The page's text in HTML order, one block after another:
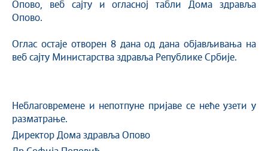
Опово, веб сајту и огласној табли Дома здравља
Опово.
Оглас остаје отворен 8 дана од дана објављивања на
веб сајту Министарства здравља Републике Србије.
Неблаговремене и непотпуне пријаве се неће узети у
разматрање.
Директор Дома здравља Опово